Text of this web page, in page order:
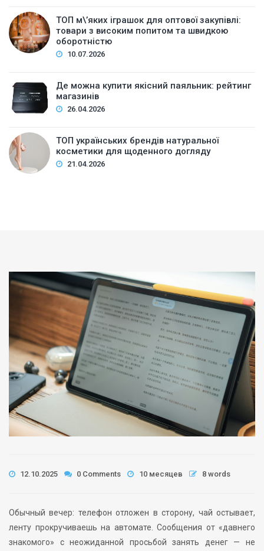
ТОП м\’яких іграшок для оптової закупівлі:
товари з високим попитом та швидкою
оборотністю
10.07.2026
Де можна купити якісний паяльник: рейтинг
магазинів
26.04.2026
ТОП українських брендів натуральної
косметики для щоденного догляду
21.04.2026
12.10.2025 0 Comments 10 месяцев 8 words
Обычный вечер: телефон отложен в сторону, чай остывает,
ленту прокручиваешь на автомате. Сообщения от «давнего
знакомого» с неожиданной просьбой занять денег — не